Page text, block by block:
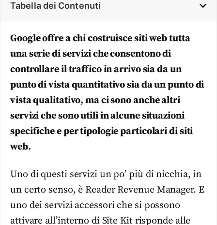
Tabella dei Contenuti
Google offre a chi costruisce siti web tutta
una serie di servizi che consentono di
controllare il traffico in arrivo sia da un
punto di vista quantitativo sia da un punto di
vista qualitativo, ma ci sono anche altri
servizi che sono utili in alcune situazioni
specifiche e per tipologie particolari di siti
web.
Uno di questi servizi un po’ più di nicchia, in
un certo senso, è Reader Revenue Manager. E
uno dei servizi accessori che si possono
attivare all’interno di Site Kit risponde alle